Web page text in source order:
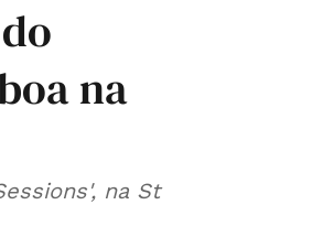
na
na St